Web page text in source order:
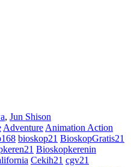
, Jun Shison
Adventure Animation Action
bioskop21 BioskopGratis21
Bioskopkerenin
Cekih21 cgv21